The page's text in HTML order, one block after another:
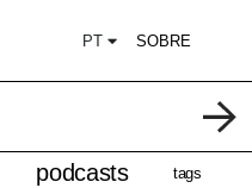
PT SOBRE
podcasts tags